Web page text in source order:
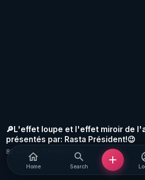
🔎L'effet loupe et l'effet miroir de
présentés par: Rasta Président!😉
82 views 7 months ago
Home Search